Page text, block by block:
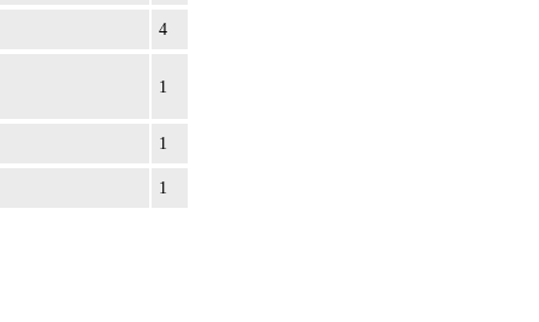
4
1
1
1